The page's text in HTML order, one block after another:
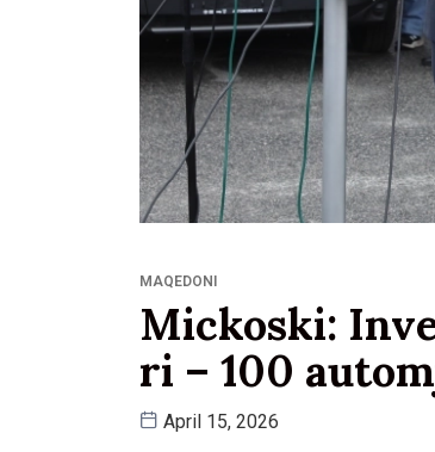
MAQEDONI
Mickoski:
ri – 100
April 15, 2026